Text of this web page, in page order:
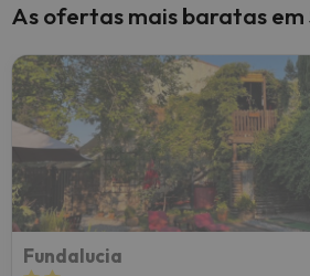
As ofertas mais baratas
Fundalucia